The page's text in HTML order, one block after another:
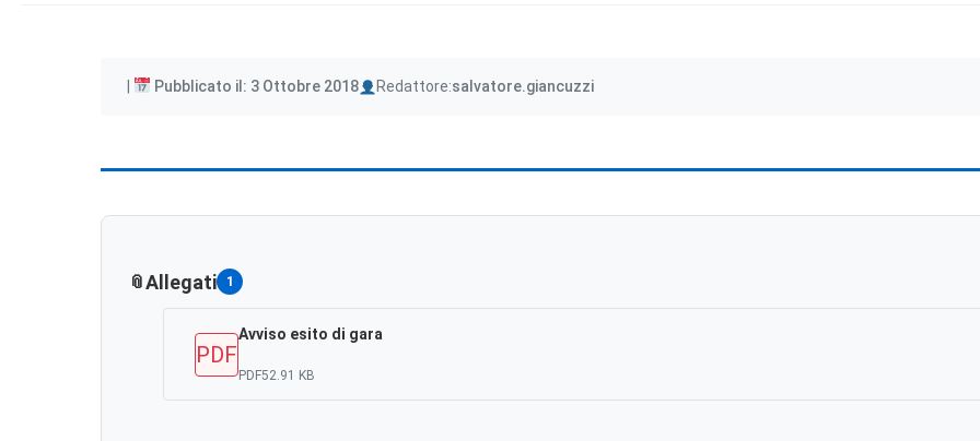
Pubblicato il: 3 Ottobre 2018 Redattore:
Author salvatore.giancuzzi
Allegati 1
PDF
Avviso esito di gara
PDF52.91 KB